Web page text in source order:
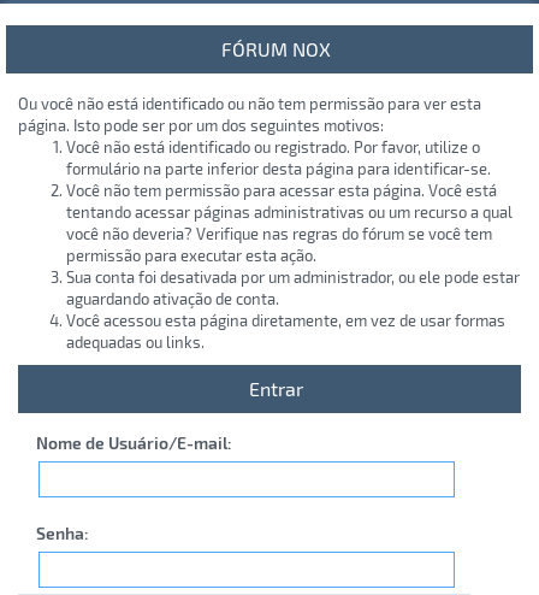
FÓRUM NOX
Ou você não está identificado ou não tem permissão para ver esta
página. Isto pode ser por um dos seguintes motivos:
Você não está identificado ou registrado. Por favor, utilize o
formulário na parte inferior desta página para identificar-se.
Você não tem permissão para acessar esta página. Você está
tentando acessar páginas administrativas ou um recurso a qual
você não deveria? Verifique nas regras do fórum se você tem
permissão para executar esta ação.
Sua conta foi desativada por um administrador, ou ele pode estar
aguardando ativação de conta.
Você acessou esta página diretamente, em vez de usar formas
adequadas ou links.
Entrar
Nome de Usuário/E-mail:
Senha: